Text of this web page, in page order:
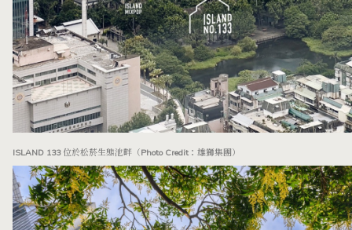
ISLAND 133 位於松菸生態池畔（Photo Credit：雄獅集團）